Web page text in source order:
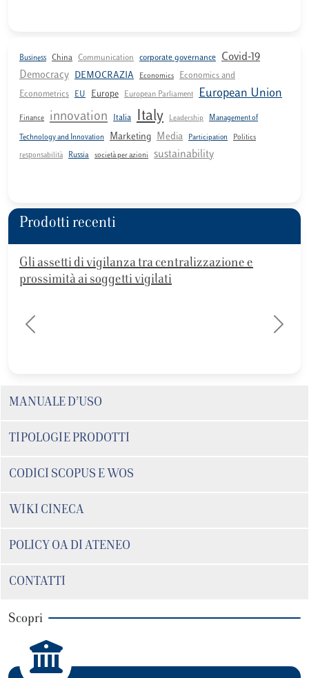
Business China Communication corporate governance Covid-19
Democracy DEMOCRAZIA Economics Economics and
Econometrics EU Europe European Parliament European Union
Finance innovation Italia Italy Leadership Management of
Technology and Innovation Marketing Media Participation Politics
responsabilità Russia società per azioni sustainability
Prodotti recenti
di vigilanza tra centralizzazione e
ai soggetti vigilati
Corporate
digital
precedente
MANUALE D’USO
TIPOLOGIE PRODOTTI
CODICI SCOPUS E WOS
WIKI CINECA
POLICY OA DI ATENEO
CONTATTI
Scopri